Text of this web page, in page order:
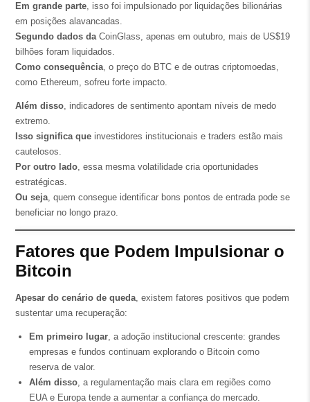
Em grande parte, isso foi impulsionado por liquidações bilionárias
em posições alavancadas.
Segundo dados daCoinGlass, apenas em outubro, mais de US$19
bilhões foram liquidados.
Como consequência, o preço do BTC e de outras criptomoedas,
como Ethereum, sofreu forte impacto.
Além disso, indicadores de sentimento apontam níveis de medo
extremo.
Isso significa queinvestidores institucionais e traders estão mais
cautelosos.
Por outro lado, essa mesma volatilidade cria oportunidades
estratégicas.
Ou seja, quem consegue identificar bons pontos de entrada pode se
beneficiar no longo prazo.
Fatores que Podem Impulsionar o
Bitcoin
Apesar do cenário de queda, existem fatores positivos que podem
sustentar uma recuperação:
Em primeiro lugar, a adoção institucional crescente: grandes
empresas e fundos continuam explorando o Bitcoin como
reserva de valor.
Além disso, a regulamentação mais clara em regiões como
EUA e Europa tende a aumentar a confiança do mercado.